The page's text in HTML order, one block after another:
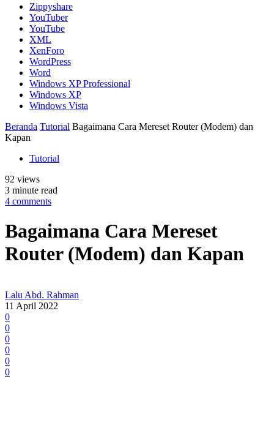
Zippyshare
YouTuber
YouTube
XML
XenForo
WordPress
Word
Windows XP Professional
Windows XP
Windows Vista
Beranda Tutorial Bagaimana Cara Mereset Router (Modem) dan
Kapan
Tutorial
92 views
3 minute read
4 comments
Bagaimana Cara Mereset
Router (Modem) dan Kapan
Lalu Abd. Rahman
11 April 2022
0
0
0
0
0
0